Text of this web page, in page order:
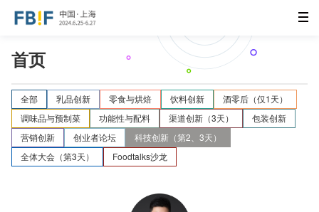
首页
全部 乳品创新 零食与烘焙 饮料创新
酒零后（仅1天）
调味品与预制菜
功能性与配料 渠道创新（3天）
包装创新
营销创新
创业者论坛
科技创新（第2、3天）
全体大会（第3天）
Foodtalks沙龙